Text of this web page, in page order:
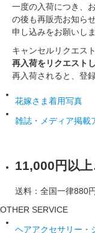
一度の入荷につき、
の後も再販売お知ら
申し込みをお願いしま
キャンセルリクエス
再入荷をリクエスト
再入荷されると、登
花嫁さま着用写真
雑誌・メディア掲載
11,000円以
送料：全国一律880
OTHER SERVICE
ヘアアクセサリー・